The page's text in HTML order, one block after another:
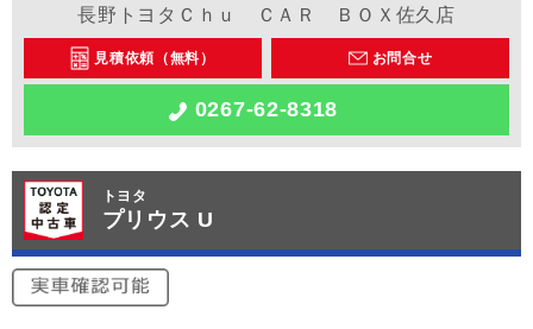
長野トヨタＣｈｕ ＣＡＲ ＢＯＸ佐久店
見積依頼（無料） お問合せ
0267-62-8318
トヨタ
プリウス U